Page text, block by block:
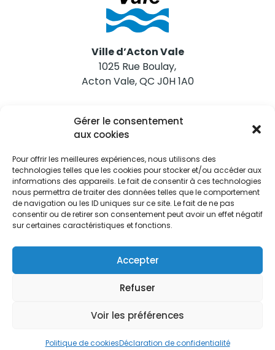
Gérer le consentement
aux cookies
Pour offrir les meilleures expériences, nous utilisons des
technologies telles que les cookies pour stocker et/ou accéder aux
informations des appareils. Le fait de consentir à ces technologies
nous permettra de traiter des données telles que le comportement
de navigation ou les ID uniques sur ce site. Le fait de ne pas
consentir ou de retirer son consentement peut avoir un effet négatif
sur certaines caractéristiques et fonctions.
Accepter
Refuser
Voir les préférences
Politique de cookiesDéclaration de confidentialité
Ville d’Acton Vale
1025 Rue Boulay,
Acton Vale, QC J0H 1A0
Nous joindre
Tél. 450 546-2703
Restez informés
Abonnez-vous aux alertes municipales
Je m'abonne
confidentialité| Politique de cookies